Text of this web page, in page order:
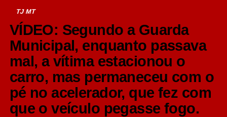
TJ MT
VÍDEO: Segundo a Guarda
Municipal, enquanto passava
mal, a vítima estacionou o
carro, mas permaneceu com o
pé no acelerador, que fez com
que o veículo pegasse fogo.